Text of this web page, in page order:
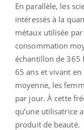
En parallèle, les
intéressés à la
métaux utilisée
consommation
échantillon de 365
65 ans et vivant en
moyenne, les
par jour. À cette
qu’une utilisatrice
produit de beauté.